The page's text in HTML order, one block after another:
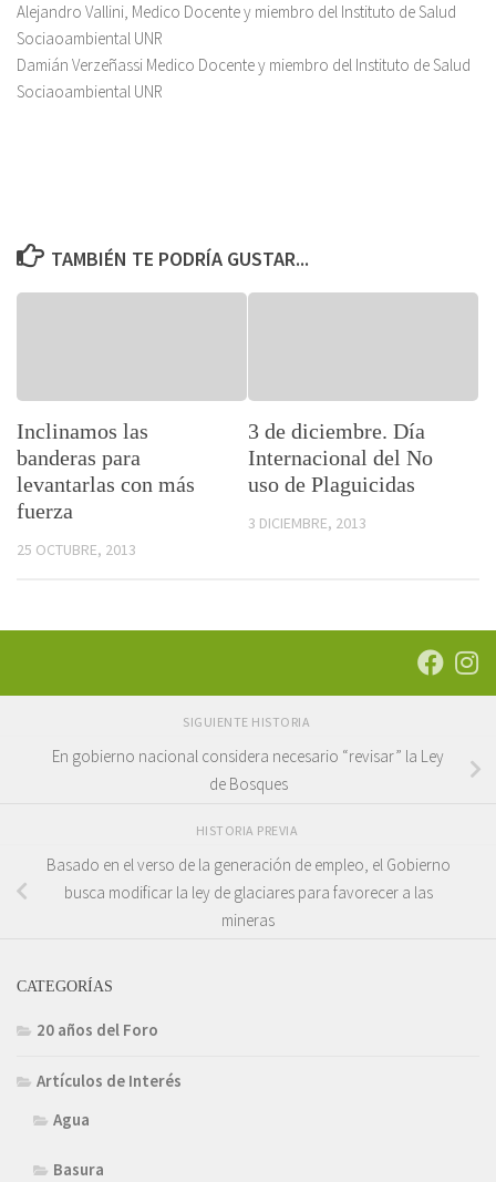
Alejandro Vallini, Medico Docente y miembro del Instituto de Salud
Sociaoambiental UNR
Damián Verzeñassi Medico Docente y miembro del Instituto de Salud
Sociaoambiental UNR
TAMBIÉN TE PODRÍA GUSTAR...
Inclinamos las
banderas para
levantarlas con más
fuerza
25 OCTUBRE, 2013
3 de diciembre. Día
Internacional del No
uso de Plaguicidas
3 DICIEMBRE, 2013
SIGUIENTE HISTORIA
En gobierno nacional considera necesario “revisar” la Ley
de Bosques
HISTORIA PREVIA
Basado en el verso de la generación de empleo, el Gobierno
busca modificar la ley de glaciares para favorecer a las
mineras
CATEGORÍAS
20 años del Foro
Artículos de Interés
Agua
Basura